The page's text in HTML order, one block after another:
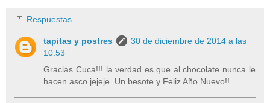
Respuestas
tapitas y postres
30 de diciembre de 2014 a las
10:53
Gracias Cuca!!! la verdad es que al chocolate nunca le
hacen asco jejeje. Un besote y Feliz Año Nuevo!!